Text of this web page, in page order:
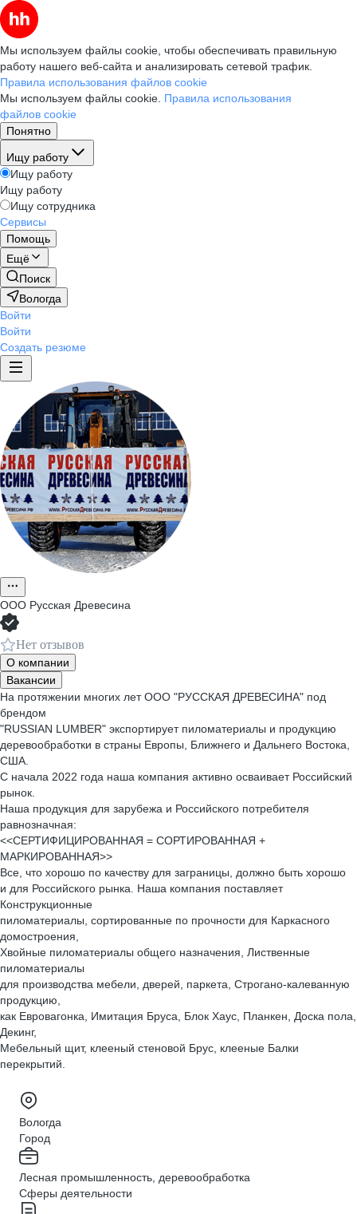
Мы используем файлы cookie, чтобы обеспечивать правильную
работу нашего веб-сайта и анализировать сетевой трафик.
Правила использования файлов cookie
Мы используем файлы cookie. Правила использования
файлов cookie
Понятно
Ищу работу
Ищу работу
Ищу работу
Ищу сотрудника
Сервисы
Помощь
Ещё
Поиск
Вологда
Войти
Войти
Создать резюме
ООО Русская Древесина
Нет отзывов
О компании
Вакансии
На протяжении многих лет ООО "РУССКАЯ ДРЕВЕСИНА" под
брендом
"RUSSIAN LUMBER" экспортирует пиломатериалы и продукцию
деревообработки в страны Европы, Ближнего и Дальнего Востока,
США.
С начала 2022 года наша компания активно осваивает Российский
рынок.
Наша продукция для зарубежа и Российского потребителя
равнозначная:
<<СЕРТИФИЦИРОВАННАЯ = СОРТИРОВАННАЯ +
МАРКИРОВАННАЯ>>
Все, что хорошо по качеству для заграницы, должно быть хорошо
и для Российского рынка. Наша компания поставляет
Конструкционные
пиломатериалы, сортированные по прочности для Каркасного
домостроения,
Хвойные пиломатериалы общего назначения, Лиственные
пиломатериалы
для производства мебели, дверей, паркета, Строгано-калеванную
продукцию,
как Евровагонка, Имитация Бруса, Блок Хаус, Планкен, Доска пола,
Декинг,
Мебельный щит, клееный стеновой Брус, клееные Балки
перекрытий.
Вологда
Город
Лесная промышленность, деревообработка
Сферы деятельности